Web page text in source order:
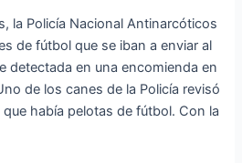
la Policía Nacional Antinarcóticos
de fútbol que se iban a enviar al
detectada en una encomienda en
de los canes de la Policía revisó
había pelotas de fútbol. Con la